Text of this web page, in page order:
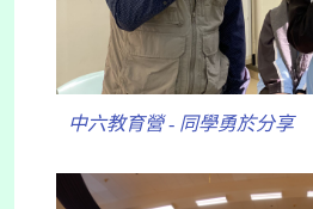
中六教育營 - 同學勇於分享